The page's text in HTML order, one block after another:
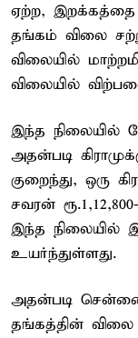
ஏற்ற, இறக்கத்தை
தங்கம் விலை
விலையில்
விலையில்
இந்த நிலையில்
அதன்படி
குறைந்து, ஒரு
சவரன்
இந்த நிலையில்
உயர்ந்துள்ளது.
அதன்படி
தங்கத்தின் விலை